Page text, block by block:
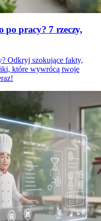
po pracy? 7 rzeczy,
Odkryj szokujące fakty,
które wywrócą twoje